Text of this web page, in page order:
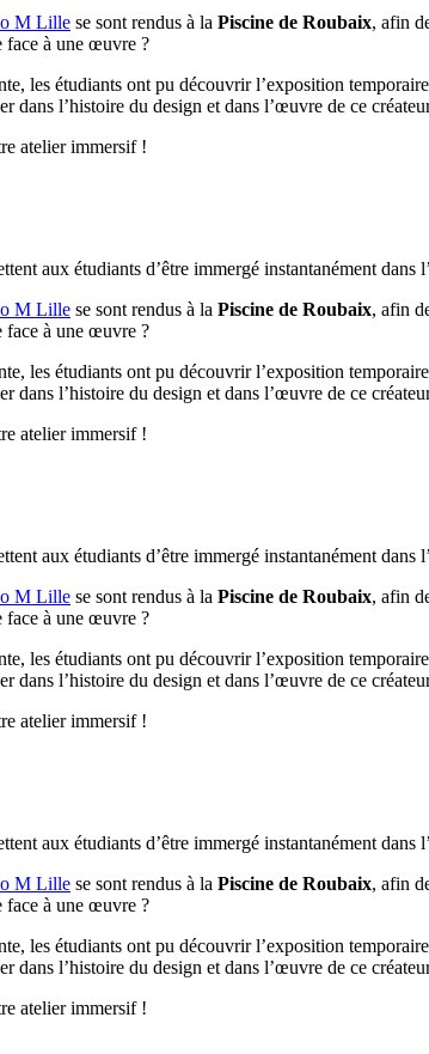
M Lille se sont rendus à la Piscine de Roubaix, afin
face à une œuvre ?
les étudiants ont pu découvrir l’exposition
l’histoire du design et dans l’œuvre de ce
atelier immersif !
aux étudiants d’être immergé instantanément dans
M Lille se sont rendus à la Piscine de Roubaix, afin
face à une œuvre ?
les étudiants ont pu découvrir l’exposition
l’histoire du design et dans l’œuvre de ce
atelier immersif !
aux étudiants d’être immergé instantanément dans
M Lille se sont rendus à la Piscine de Roubaix, afin
face à une œuvre ?
les étudiants ont pu découvrir l’exposition
l’histoire du design et dans l’œuvre de ce
atelier immersif !
aux étudiants d’être immergé instantanément dans
M Lille se sont rendus à la Piscine de Roubaix, afin
face à une œuvre ?
les étudiants ont pu découvrir l’exposition
l’histoire du design et dans l’œuvre de ce
atelier immersif !